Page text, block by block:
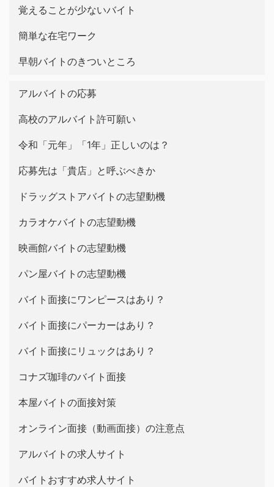
覚えることが少ないバイト
簡単な在宅ワーク
早朝バイトのきついところ
アルバイトの応募
高校のアルバイト許可願い
令和「元年」「1年」正しいのは？
応募先は「貴店」と呼ぶべきか
ドラッグストアバイトの志望動機
カラオケバイトの志望動機
映画館バイトの志望動機
パン屋バイトの志望動機
バイト面接にワンピースはあり？
バイト面接にパーカーはあり？
バイト面接にリュックはあり？
コナズ珈琲のバイト面接
本屋バイトの面接対策
オンライン面接（動画面接）の注意点
アルバイトの求人サイト
バイトおすすめ求人サイト